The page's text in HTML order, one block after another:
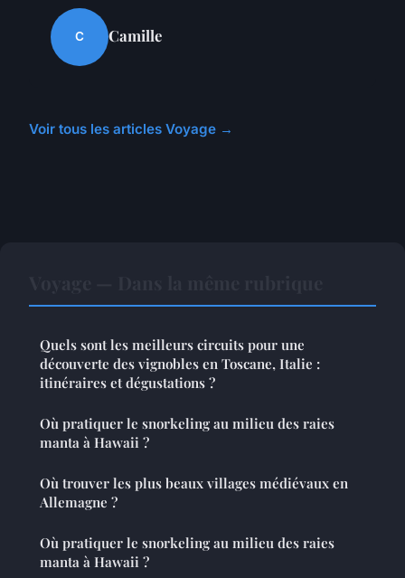
C Camille
Voir tous les articles Voyage →
Quels sont les meilleurs circuits pour une
découverte des vignobles en Toscane, Italie :
itinéraires et dégustations ?
Où pratiquer le snorkeling au milieu des raies
manta à Hawaii ?
Où trouver les plus beaux villages médiévaux en
Allemagne ?
Où pratiquer le snorkeling au milieu des raies
manta à Hawaii ?